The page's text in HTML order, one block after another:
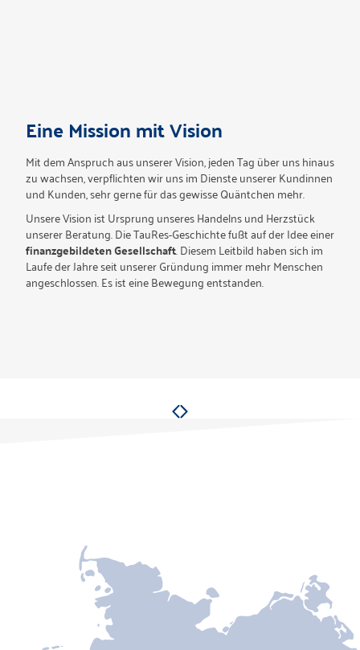
Eine Mission mit Vision
Mit dem Anspruch aus unserer Vision, jeden Tag über uns hinaus
zu wachsen, verpflichten wir uns im Dienste unserer Kundinnen
und Kunden, sehr gerne für das gewisse Quäntchen mehr.
Unsere Vision ist Ursprung unseres Handelns und Herzstück
unserer Beratung.Die TauRes-Geschichte fußt auf der Idee einer
finanzgebildeten Gesellschaft. Diesem Leitbild haben sich im
Laufe der Jahre seit unserer Gründung immer mehr Menschen
angeschlossen. Es ist eine Bewegung entstanden.